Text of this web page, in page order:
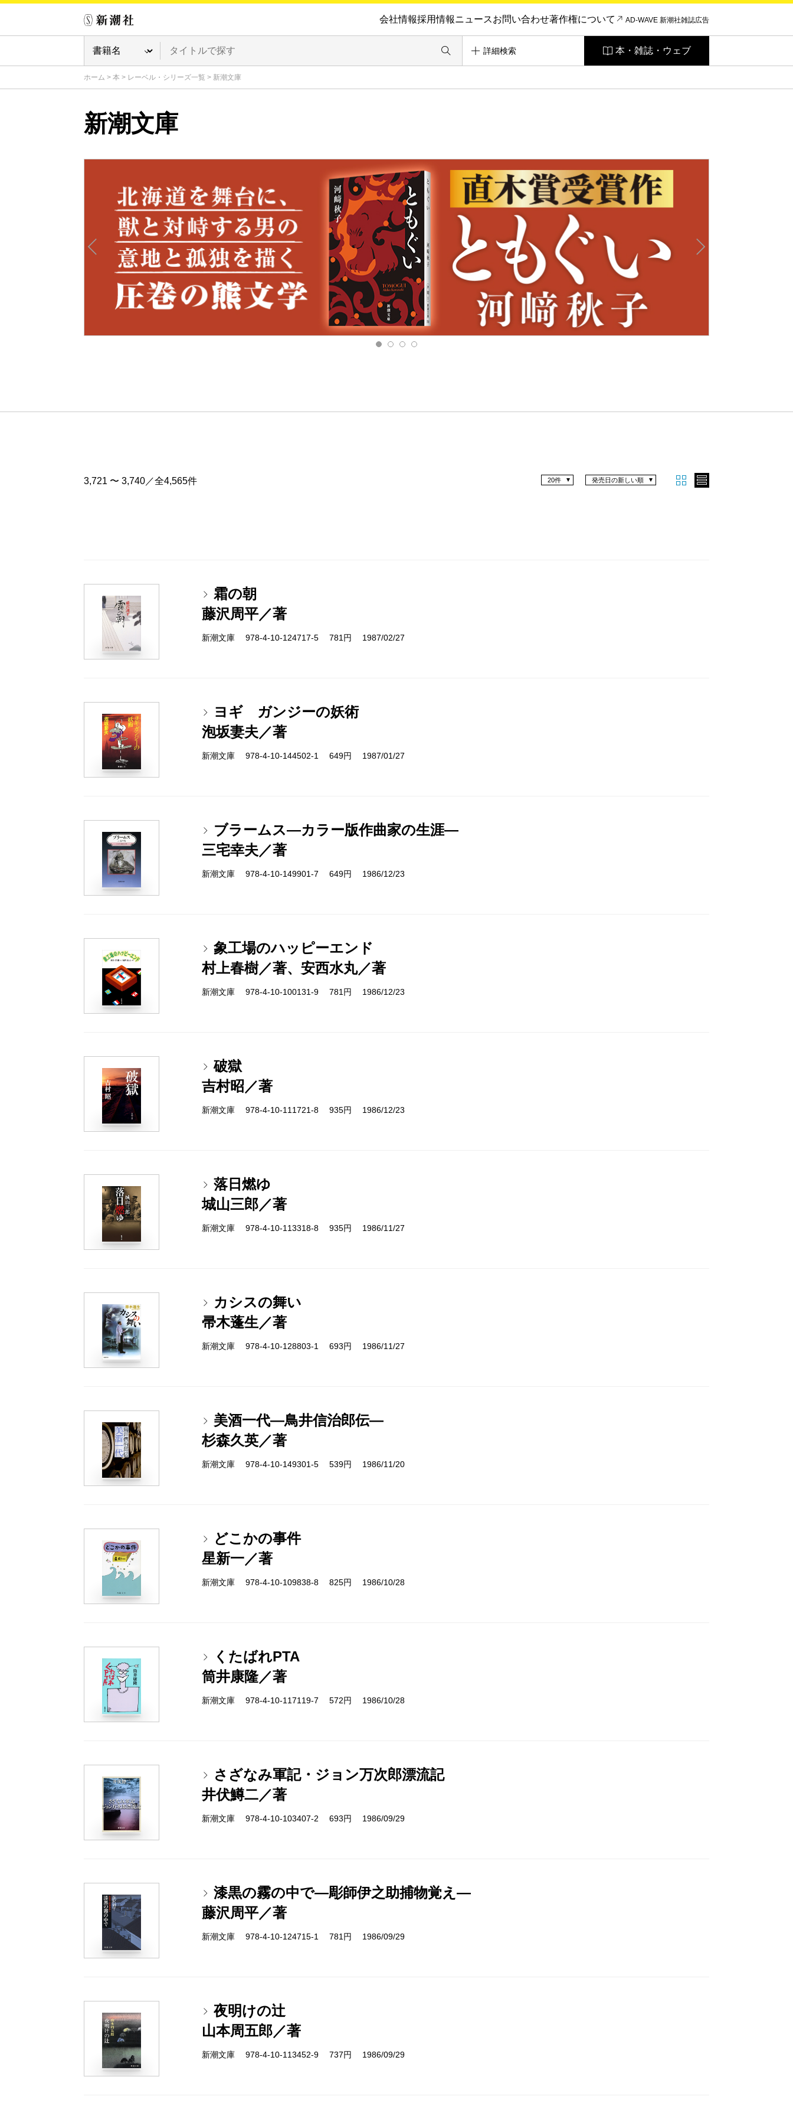
会社情報採用情報ニュースお問い合わせ著作権について AD-WAVE 新潮社雑誌広告
詳細検索 本・雑誌・ウェブ
ホーム > 本 > レーベル・シリーズ一覧 > 新潮文庫
新潮文庫
3,721 〜 3,740／全4,565件 発売日の新しい順
20件
霜の朝
藤沢周平／著
新潮文庫 978-4-10-124717-5 781円 1987/02/27
ヨギ ガンジーの妖術
泡坂妻夫／著
新潮文庫 978-4-10-144502-1 649円 1987/01/27
ブラームス―カラー版作曲家の生涯―
三宅幸夫／著
新潮文庫 978-4-10-149901-7 649円 1986/12/23
象工場のハッピーエンド
村上春樹／著、安西水丸／著
新潮文庫 978-4-10-100131-9 781円 1986/12/23
破獄
吉村昭／著
新潮文庫 978-4-10-111721-8 935円 1986/12/23
落日燃ゆ
城山三郎／著
新潮文庫 978-4-10-113318-8 935円 1986/11/27
カシスの舞い
帚木蓬生／著
新潮文庫 978-4-10-128803-1 693円 1986/11/27
美酒一代―鳥井信治郎伝―
杉森久英／著
新潮文庫 978-4-10-149301-5 539円 1986/11/20
どこかの事件
星新一／著
新潮文庫 978-4-10-109838-8 825円 1986/10/28
くたばれPTA
筒井康隆／著
新潮文庫 978-4-10-117119-7 572円 1986/10/28
さざなみ軍記・ジョン万次郎漂流記
井伏鱒二／著
新潮文庫 978-4-10-103407-2 693円 1986/09/29
漆黒の霧の中で―彫師伊之助捕物覚え―
藤沢周平／著
新潮文庫 978-4-10-124715-1 781円 1986/09/29
夜明けの辻
山本周五郎／著
新潮文庫 978-4-10-113452-9 737円 1986/09/29